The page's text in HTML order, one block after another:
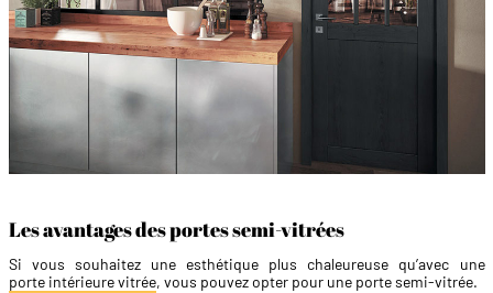
Les avantages des portes semi-vitrées
Si vous souhaitez une esthétique plus chaleureuse qu’avec une
porte intérieure vitrée, vous pouvez opter pour une porte semi-vitrée.